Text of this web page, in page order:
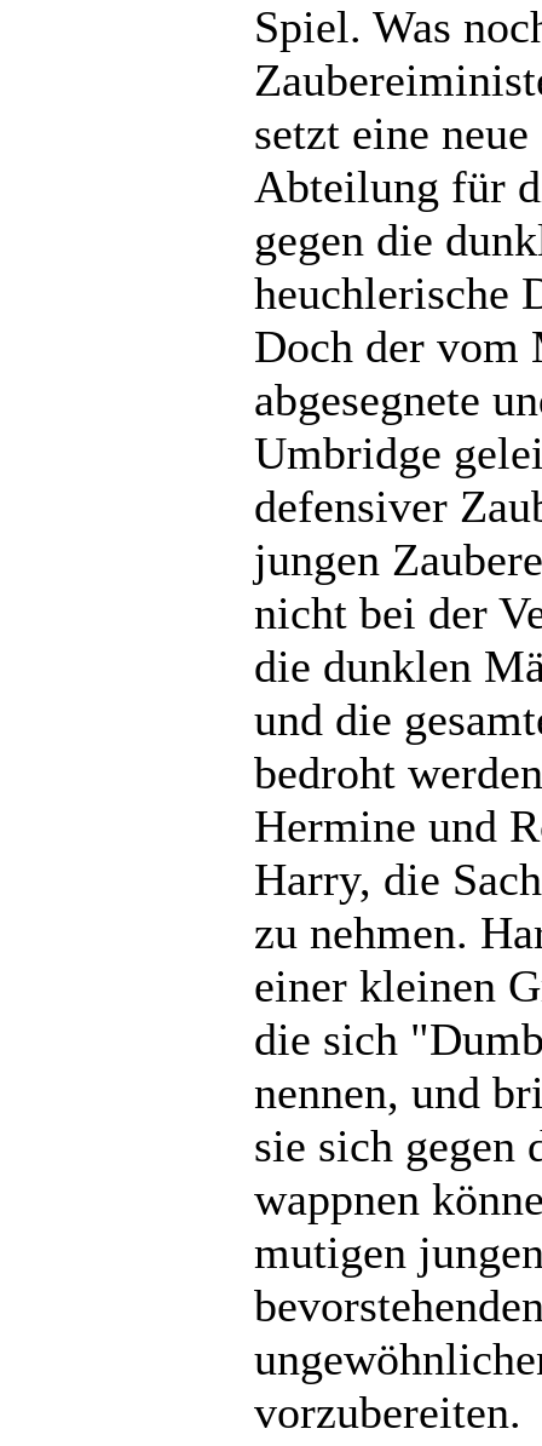
Spiel. Was
setzt eine
Abteilung für
gegen die
heuchlerische
Doch der vom
abgesegnete
Umbridge
defensiver
jungen
nicht bei der
die dunklen
und die
bedroht
Hermine und
Harry, die
zu nehmen.
einer kleinen
die sich
nennen, und
sie sich gegen
wappnen
mutigen
vorzubereiten.